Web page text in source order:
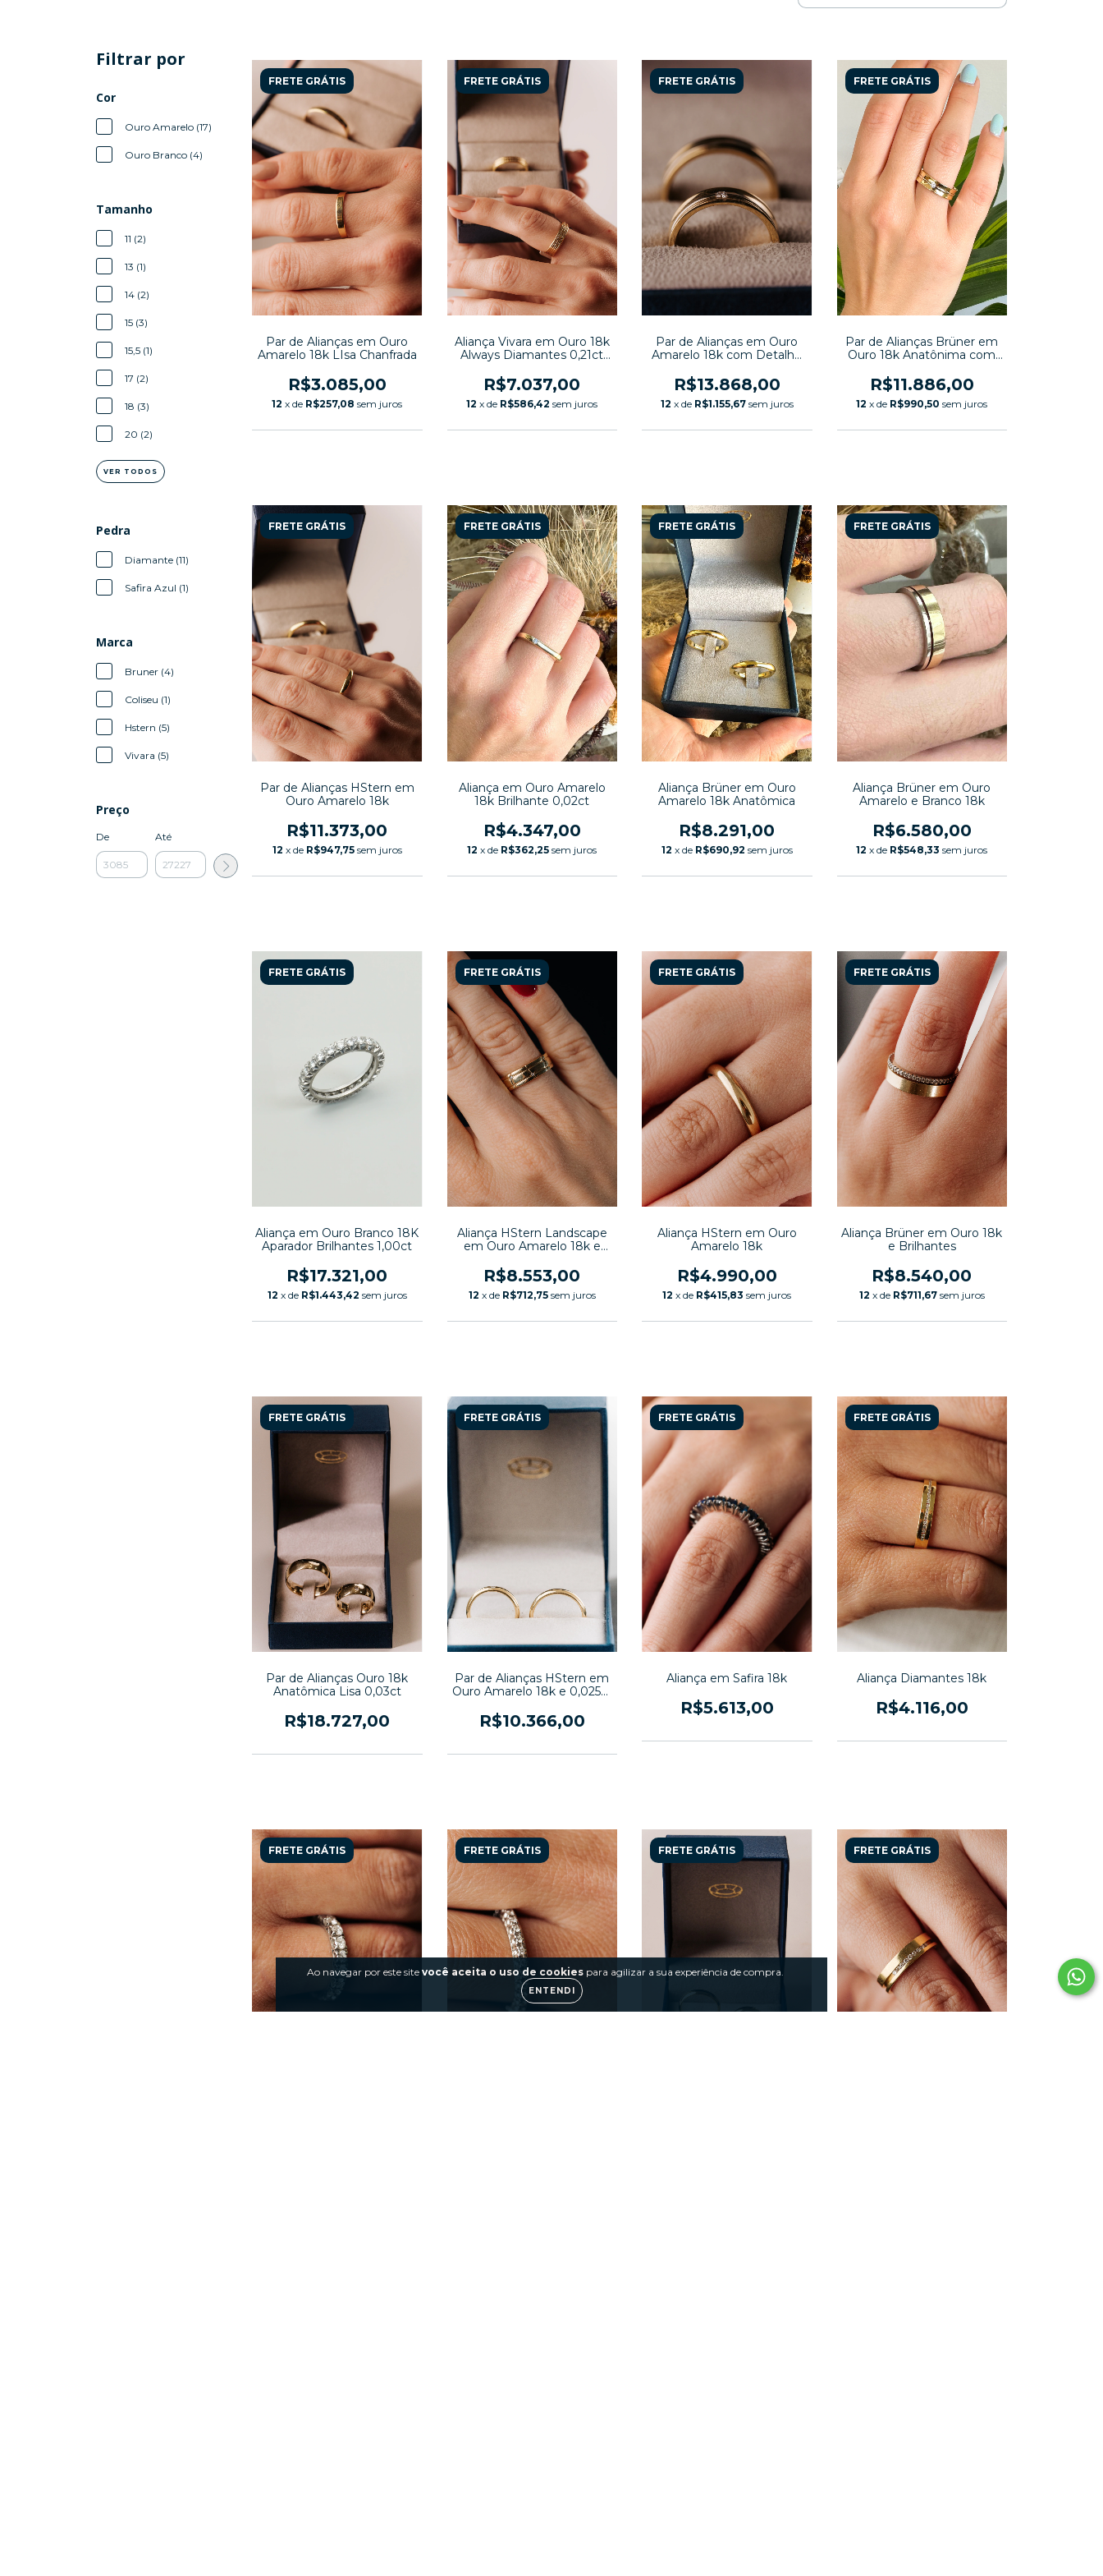
Ao navegar por este site você aceita o uso de cookiespara agilizar a sua experiência de compra.
ENTENDI
Filtrar por
Cor
Ouro Amarelo (17)
Ouro Branco (4)
Tamanho
11 (2)
13 (1)
14 (2)
15 (3)
15,5 (1)
17 (2)
18 (3)
20 (2)
VER TODOS
Pedra
Diamante (11)
Safira Azul (1)
Marca
Bruner (4)
Coliseu (1)
Hstern (5)
Vivara (5)
Preço
De Até
FRETE GRÁTIS
Par de Alianças em Ouro
Amarelo 18k LIsa Chanfrada
R$3.085,00
12 x de R$257,08 sem juros
FRETE GRÁTIS
Aliança Vivara em Ouro 18k
Always Diamantes 0,21ct
R$7.037,00
12 x de R$586,42 sem juros
FRETE GRÁTIS
Par de Alianças em Ouro
Amarelo 18k com Detalhe
Diamante 0,03ct Canoa
Anatômica
R$13.868,00
12 x de R$1.155,67 sem juros
FRETE GRÁTIS
Par de Alianças Brüner em
Ouro 18k Anatônima com
R$11.886,00
12 x de R$990,50 sem juros
FRETE GRÁTIS
Par de Alianças HStern em
Ouro Amarelo 18k
R$11.373,00
12 x de R$947,75 sem juros
FRETE GRÁTIS
Aliança em Ouro Amarelo
18k Brilhante 0,02ct
R$4.347,00
12 x de R$362,25 sem juros
FRETE GRÁTIS
Aliança Brüner em Ouro
Amarelo 18k Anatômica
R$8.291,00
12 x de R$690,92 sem juros
FRETE GRÁTIS
Aliança Brüner em Ouro
Amarelo e Branco 18k
R$6.580,00
12 x de R$548,33 sem juros
FRETE GRÁTIS
Aliança em Ouro Branco 18K
Aparador Brilhantes 1,00ct
R$17.321,00
12 x de R$1.443,42 sem juros
FRETE GRÁTIS
Aliança HStern Landscape
em Ouro Amarelo 18k e
R$8.553,00
12 x de R$712,75 sem juros
FRETE GRÁTIS
Aliança HStern em Ouro
Amarelo 18k
R$4.990,00
12 x de R$415,83 sem juros
FRETE GRÁTIS
Aliança Brüner em Ouro 18k
e Brilhantes
R$8.540,00
12 x de R$711,67 sem juros
FRETE GRÁTIS
Par de Alianças Ouro 18k
Anatômica Lisa 0,03ct
R$18.727,00
FRETE GRÁTIS
Par de Alianças HStern em
Ouro Amarelo 18k e 0,025ct
R$10.366,00
FRETE GRÁTIS
Aliança em Safira 18k
R$5.613,00
FRETE GRÁTIS
Aliança Diamantes 18k
R$4.116,00
FRETE GRÁTIS FRETE GRÁTIS FRETE GRÁTIS FRETE GRÁTIS